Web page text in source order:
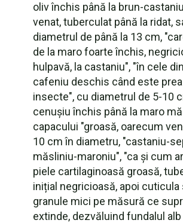
oliv închis până la brun-
venat, tuberculat până la ridat,
diametrul de până la 13 cm,
de la maro foarte închis,
hulpavă, la castaniu", "în cele
cafeniu deschis când este
insecte", cu diametrul de 5-10
cenușiu închis până la maro
capacului "groasă, oarecum
10 cm în diametru, "castaniu-
măsliniu-maroniu", "ca și cum
piele cartilaginoasă groasă,
inițial negricioasă, apoi cuticula
granule mici pe măsură ce
extinde, dezvăluind fundalul alb